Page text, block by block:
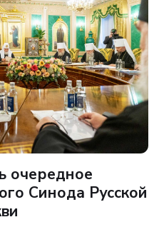
очередное
Синода Русской